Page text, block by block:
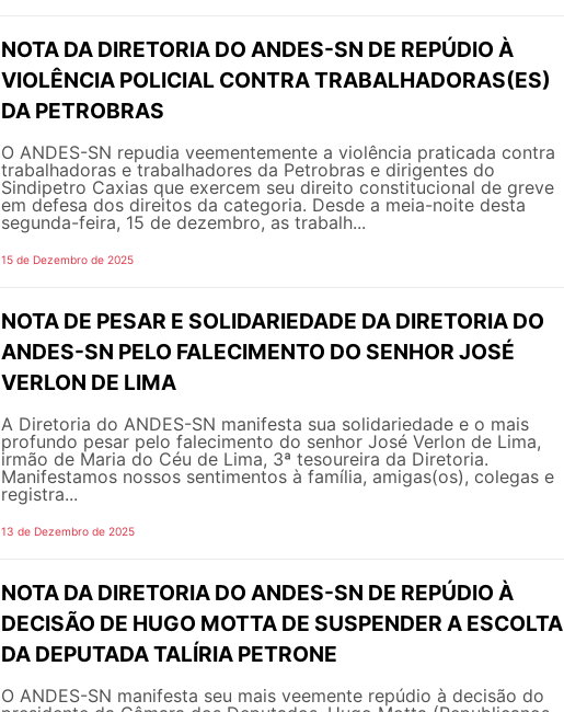
NOTA DA DIRETORIA DO ANDES-SN DE REPÚDIO À
VIOLÊNCIA POLICIAL CONTRA TRABALHADORAS(ES)
DA PETROBRAS
O ANDES-SN repudia veementemente a violência praticada contra
trabalhadoras e trabalhadores da Petrobras e dirigentes do
Sindipetro Caxias que exercem seu direito constitucional de greve
em defesa dos direitos da categoria. Desde a meia-noite desta
segunda-feira, 15 de dezembro, as trabalh...
15 de Dezembro de 2025
NOTA DE PESAR E SOLIDARIEDADE DA DIRETORIA DO
ANDES-SN PELO FALECIMENTO DO SENHOR JOSÉ
VERLON DE LIMA
A Diretoria do ANDES-SN manifesta sua solidariedade e o mais
profundo pesar pelo falecimento do senhor José Verlon de Lima,
irmão de Maria do Céu de Lima, 3ª tesoureira da Diretoria.
Manifestamos nossos sentimentos à família, amigas(os), colegas e
registra...
13 de Dezembro de 2025
NOTA DA DIRETORIA DO ANDES-SN DE REPÚDIO À
DECISÃO DE HUGO MOTTA DE SUSPENDER A ESCOLTA
DA DEPUTADA TALÍRIA PETRONE
O ANDES-SN manifesta seu mais veemente repúdio à decisão do